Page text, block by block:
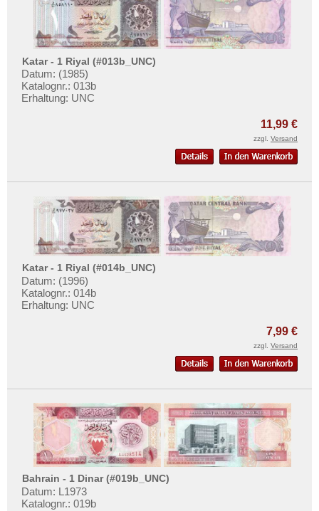
Katar - 1 Riyal (#013b_UNC)
Datum: (1985)
Katalognr.: 013b
Erhaltung: UNC
11,99 €
zzgl. Versand
Katar - 1 Riyal (#014b_UNC)
Datum: (1996)
Katalognr.: 014b
Erhaltung: UNC
7,99 €
zzgl. Versand
Bahrain - 1 Dinar (#019b_UNC)
Datum: L1973
Katalognr.: 019b